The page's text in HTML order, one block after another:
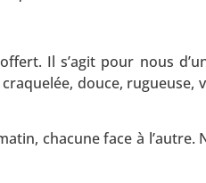
Il s’agit pour nous
douce, rugueuse,
chacune face à l’autre.